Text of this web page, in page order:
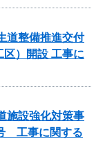
道整備推進交付
）開設 工事に
施設強化対策事
工事に関する